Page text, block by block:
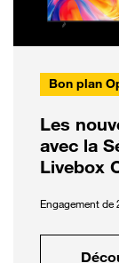
Bon plan
Les
avec la
Livebox
Engagement